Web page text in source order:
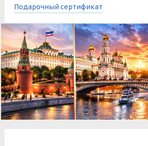
Подарочный сертификат